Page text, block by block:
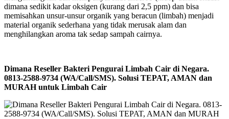
dimana sedikit kadar oksigen (kurang dari 2,5 ppm) dan bisa
memisahkan unsur-unsur organik yang beracun (limbah) menjadi
material organik sederhana yang tidak merusak alam dan
menghilangkan aroma tak sedap sampah cairnya.
Dimana Reseller Bakteri Pengurai Limbah Cair di Negara.
0813-2588-9734 (WA/Call/SMS). Solusi TEPAT, AMAN dan
MURAH untuk Limbah Cair